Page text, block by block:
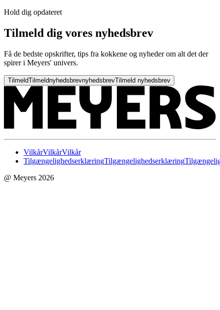
Hold dig opdateret
Tilmeld dig vores nyhedsbrev
Få de bedste opskrifter, tips fra kokkene og nyheder om alt det der
spirer i Meyers' univers.
TilmeldTilmeldnyhedsbrevnyhedsbrevTilmeld nyhedsbrev
VilkårVilkårVilkår
TilgængelighedserklæringTilgængelighedserklæring
@ Meyers 2026